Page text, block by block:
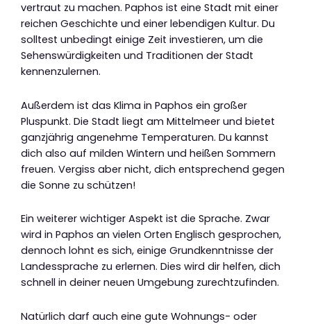
vertraut zu machen. Paphos ist eine Stadt mit einer
reichen Geschichte und einer lebendigen Kultur. Du
solltest unbedingt einige Zeit investieren, um die
Sehenswürdigkeiten und Traditionen der Stadt
kennenzulernen.
Außerdem ist das Klima in Paphos ein großer
Pluspunkt. Die Stadt liegt am Mittelmeer und bietet
ganzjährig angenehme Temperaturen. Du kannst
dich also auf milden Wintern und heißen Sommern
freuen. Vergiss aber nicht, dich entsprechend gegen
die Sonne zu schützen!
Ein weiterer wichtiger Aspekt ist die Sprache. Zwar
wird in Paphos an vielen Orten Englisch gesprochen,
dennoch lohnt es sich, einige Grundkenntnisse der
Landessprache zu erlernen. Dies wird dir helfen, dich
schnell in deiner neuen Umgebung zurechtzufinden.
Natürlich darf auch eine gute Wohnungs- oder